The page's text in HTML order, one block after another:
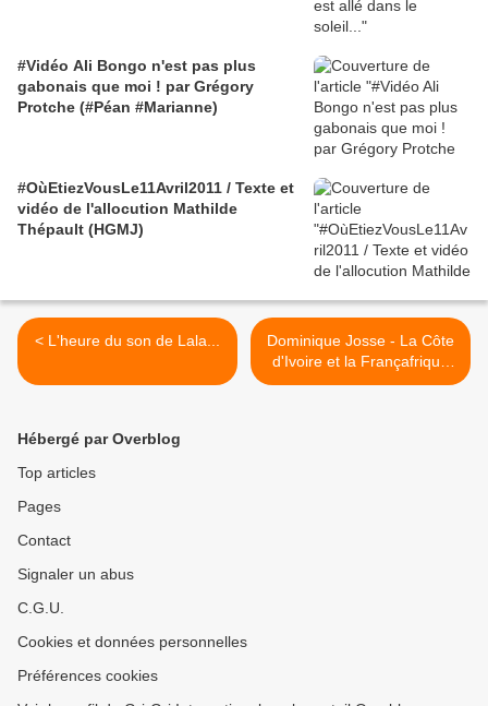
#Vidéo Ali Bongo n'est pas plus
gabonais que moi ! par Grégory
Protche (#Péan #Marianne)
#OùEtiezVousLe11Avril2011 / Texte et
vidéo de l'allocution Mathilde
Thépault (HGMJ)
< L'heure du son de Lala...
Dominique Josse - La Côte
d'Ivoire et la Françafrique
de Sarkozy à Hollande >
Hébergé par Overblog
Top articles
Pages
Contact
Signaler un abus
C.G.U.
Cookies et données personnelles
Préférences cookies